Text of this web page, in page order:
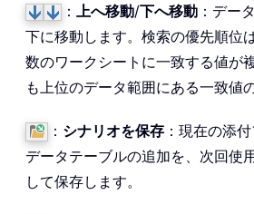
： 上へ移動/下へ移動 ：デー
下に移動します。検索の優先順位
数のワークシートに一致する値が
も上位のデータ範囲にある一致値
： シナリオを保存 ：現在の添
データテーブルの追加を、次回使
して保存します。